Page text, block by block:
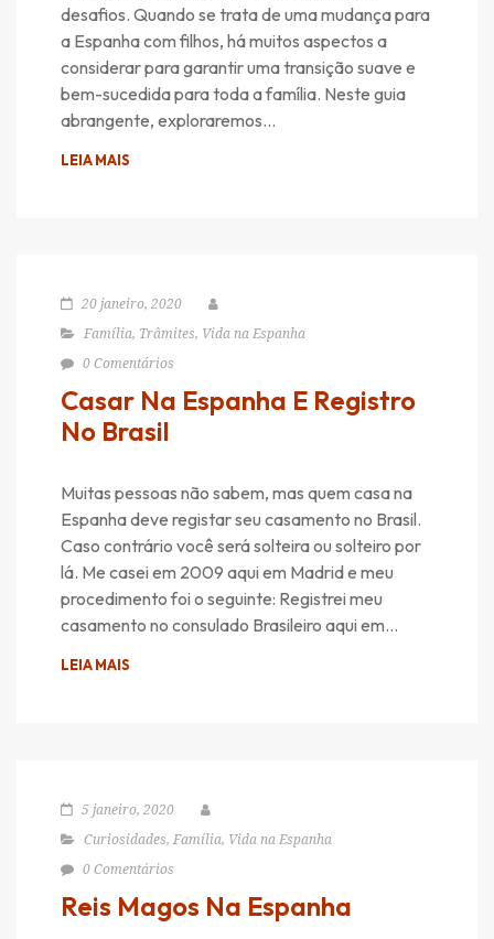
desafios. Quando se trata de uma mudança para
a Espanha com filhos, há muitos aspectos a
considerar para garantir uma transição suave e
bem-sucedida para toda a família. Neste guia
abrangente, exploraremos…
LEIA MAIS
20 janeiro, 2020
Família, Trâmites, Vida na Espanha
0 Comentários
Casar Na Espanha E Registro
No Brasil
Muitas pessoas não sabem, mas quem casa na
Espanha deve registar seu casamento no Brasil.
Caso contrário você será solteira ou solteiro por
lá. Me casei em 2009 aqui em Madrid e meu
procedimento foi o seguinte: Registrei meu
casamento no consulado Brasileiro aqui em…
LEIA MAIS
5 janeiro, 2020
Curiosidades, Família, Vida na Espanha
0 Comentários
Reis Magos Na Espanha